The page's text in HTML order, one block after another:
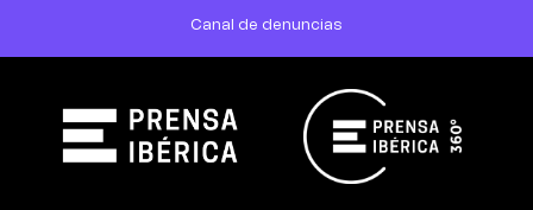
Canal de denuncias